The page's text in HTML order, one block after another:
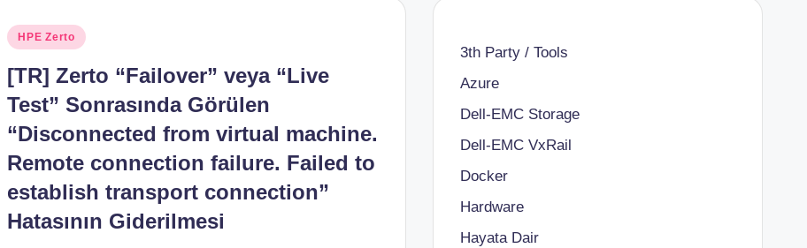
Posted
HPE Zerto
[TR] Zerto “Failover” veya “Live
Test” Sonrasında Görülen
“Disconnected from virtual machine.
Remote connection failure. Failed to
establish transport connection”
Hatasının Giderilmesi
3th Party / Tools
Azure
Dell-EMC Storage
Dell-EMC VxRail
Docker
Hardware
Hayata Dair